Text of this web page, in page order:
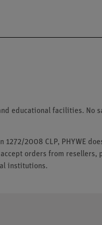
educational facilities. No
1272/2008 CLP, PHYWE
orders from resellers,
institutions.